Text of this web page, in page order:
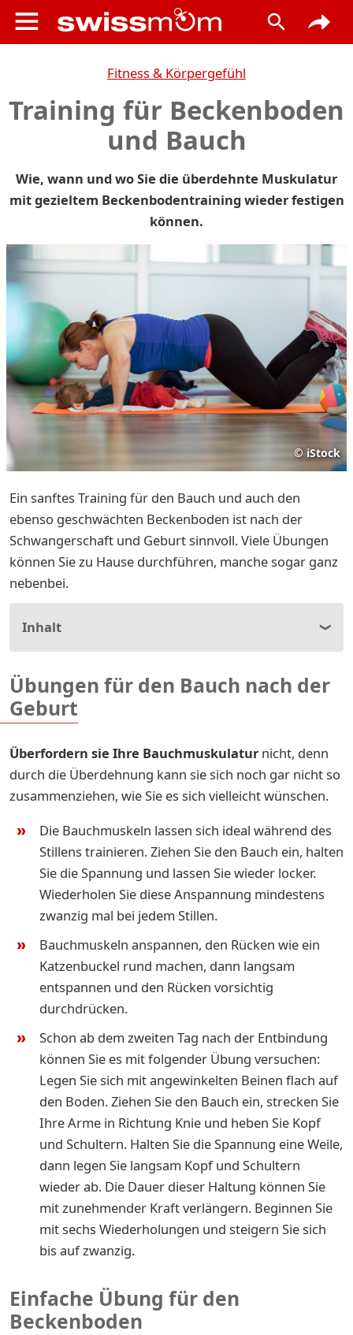
Fitness & Körpergefühl
Training für Beckenboden
und Bauch
Wie, wann und wo Sie die überdehnte Muskulatur
mit gezieltem Beckenbodentraining wieder festigen
können.
© iStock
Ein sanftes Training für den Bauch und auch den
ebenso geschwächten Beckenboden ist nach der
Schwangerschaft und Geburt sinnvoll. Viele Übungen
können Sie zu Hause durchführen, manche sogar ganz
nebenbei.
Inhalt
Übungen für den Bauch nach der
Geburt
Überfordern sie Ihre Bauchmuskulatur nicht, denn
durch die Überdehnung kann sie sich noch gar nicht so
zusammenziehen, wie Sie es sich vielleicht wünschen.
Die Bauchmuskeln lassen sich ideal während des
Stillens trainieren. Ziehen Sie den Bauch ein, halten
Sie die Spannung und lassen Sie wieder locker.
Wiederholen Sie diese Anspannung mindestens
zwanzig mal bei jedem Stillen.
Bauchmuskeln anspannen, den Rücken wie ein
Katzenbuckel rund machen, dann langsam
entspannen und den Rücken vorsichtig
durchdrücken.
Schon ab dem zweiten Tag nach der Entbindung
können Sie es mit folgender Übung versuchen:
Legen Sie sich mit angewinkelten Beinen flach auf
den Boden. Ziehen Sie den Bauch ein, strecken Sie
Ihre Arme in Richtung Knie und heben Sie Kopf
und Schultern. Halten Sie die Spannung eine Weile,
dann legen Sie langsam Kopf und Schultern
wieder ab. Die Dauer dieser Haltung können Sie
mit zunehmender Kraft verlängern. Beginnen Sie
mit sechs Wiederholungen und steigern Sie sich
bis auf zwanzig.
Einfache Übung für den
Beckenboden